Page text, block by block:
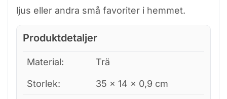
ljus eller andra små favoriter i hemmet.
Produktdetaljer
Material: Trä
Storlek: 35 × 14 × 0,9 cm